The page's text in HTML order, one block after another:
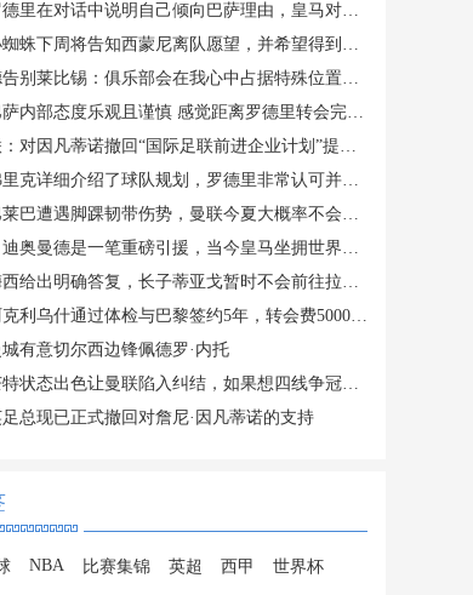
里在对话中说明自己倾向巴萨理由，皇马对此理解＆祝好
下周将告知西蒙尼离队愿望，并希望得到理解和帮助
别莱比锡：俱乐部会在我心中占据特殊位置，感谢所有
内部态度乐观且谨慎 感觉距离罗德里转会完成更近了
因凡蒂诺撤回“国际足联前进企业计划”提案表示欢迎
详细介绍了球队规划，罗德里非常认可并选择加盟巴萨
巴遭遇脚踝韧带伤势，曼联今夏大概率不会继续追求他
曼德是一笔重磅引援，当今皇马坐拥世界独一档攻击线
给出明确答复，长子蒂亚戈暂时不会前往拉玛西亚青训
利乌什通过体检与巴黎签约5年，转会费5000万欧元
有意切尔西边锋佩德罗·内托
态出色让曼联陷入纠结，如果想四线争冠可能还得买人
总现已正式撤回对詹尼·因凡蒂诺的支持
NBA 比赛集锦 英超 西甲 世界杯